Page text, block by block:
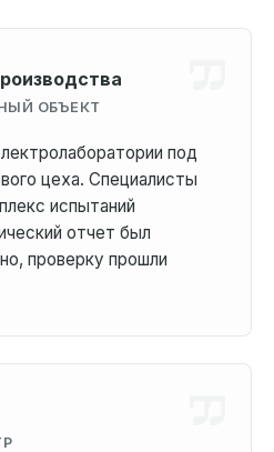
ОБЪЕКТ
под
цеха. Специалисты
испытаний
отчет был
проверку прошли